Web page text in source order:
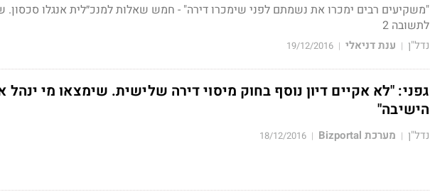
"משקיעים רבים ימכרו את נשמתם לפני שימכרו דירה" - חמש שאלות למנכ״לית אנגלו סכסון.
לתשובה 2
נדל"ן | ענת דניאלי |
19/12/2016
גפני: "לא אקיים דיון נוסף בחוק מיסוי דירה שלישית. שימצאו מי ינהל
הישיבה"
נדל"ן | מערכת Bizportal |
18/12/2016